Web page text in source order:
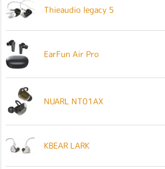
Thieaudio legacy 5
EarFun Air Pro
NUARL NT01AX
KBEAR LARK